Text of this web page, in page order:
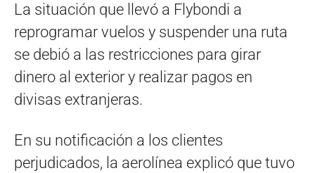
La situación que llevó a Flybondi a
reprogramar vuelos y suspender una ruta
se debió a las restricciones para girar
dinero al exterior y realizar pagos en
divisas extranjeras.
En su notificación a los clientes
perjudicados, la aerolínea explicó que tuvo